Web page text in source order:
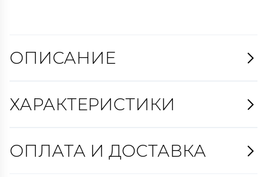
ОПИСАНИЕ
ХАРАКТЕРИСТИКИ
ОПЛАТА И ДОСТАВКА